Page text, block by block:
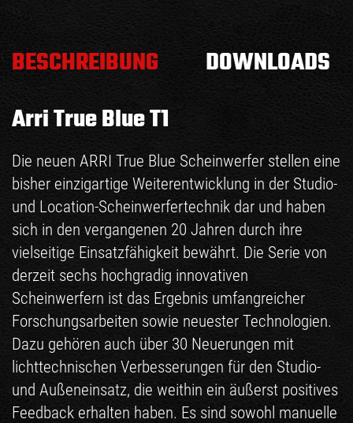
BESCHREIBUNG
DOWNLOADS
Arri True Blue T1
Die neuen ARRI True Blue Scheinwerfer stellen eine
bisher einzigartige Weiterentwicklung in der Studio-
und Location-Scheinwerfertechnik dar und haben
sich in den vergangenen 20 Jahren durch ihre
vielseitige Einsatzfähigkeit bewährt. Die Serie von
derzeit sechs hochgradig innovativen
Scheinwerfern ist das Ergebnis umfangreicher
Forschungsarbeiten sowie neuester Technologien.
Dazu gehören auch über 30 Neuerungen mit
lichttechnischen Verbesserungen für den Studio-
und Außeneinsatz, die weithin ein äußerst positives
Feedback erhalten haben. Es sind sowohl manuelle